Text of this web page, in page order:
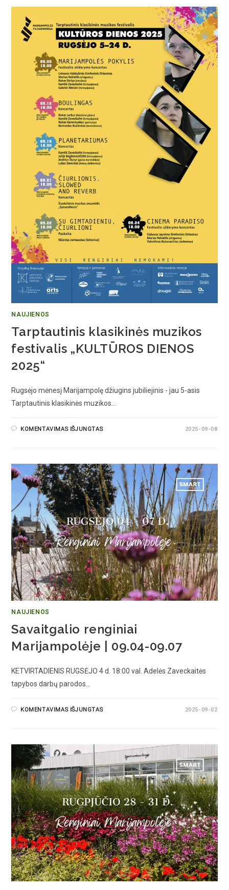
NAUJIENOS
Tarptautinis klasikinės muzikos
festivalis „KULTŪROS DIENOS
2025“
Rugsėjo mėnesį Marijampolę džiugins jubiliejinis - jau 5-asis
Tarptautinis klasikinės muzikos…
KOMENTAVIMAS IŠJUNGTAS 2025-09-08
NAUJIENOS
Savaitgalio renginiai
Marijampolėje | 09.04-09.07
KETVIRTADIENIS RUGSĖJO 4 d. 18:00 val. Adelės Zaveckaitės
tapybos darbų parodos…
KOMENTAVIMAS IŠJUNGTAS 2025-09-02